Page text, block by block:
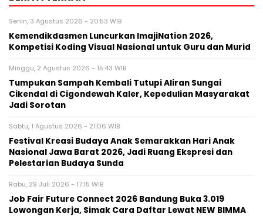
Senin, 3 Agustus 2026 - 20:53 WIB
Kemendikdasmen Luncurkan ImajiNation 2026,
Kompetisi Koding Visual Nasional untuk Guru dan Murid
Minggu, 2 Agustus 2026 - 15:43 WIB
Tumpukan Sampah Kembali Tutupi Aliran Sungai
Cikendal di Cigondewah Kaler, Kepedulian Masyarakat
Jadi Sorotan
Sabtu, 1 Agustus 2026 - 21:06 WIB
Festival Kreasi Budaya Anak Semarakkan Hari Anak
Nasional Jawa Barat 2026, Jadi Ruang Ekspresi dan
Pelestarian Budaya Sunda
Rabu, 29 Juli 2026 - 17:15 WIB
Job Fair Future Connect 2026 Bandung Buka 3.019
Lowongan Kerja, Simak Cara Daftar Lewat NEW BIMMA